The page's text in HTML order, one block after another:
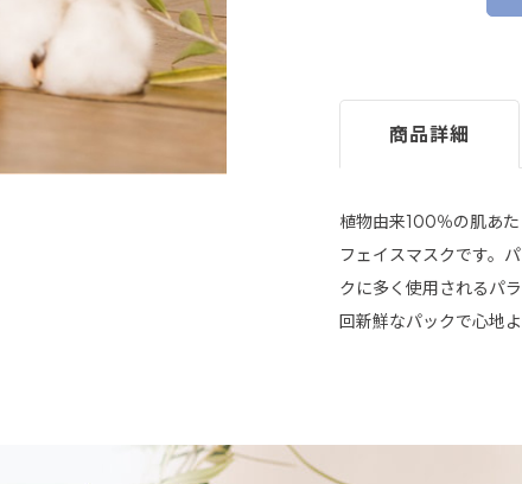
商品詳細
植物由来100％の肌あ
フェイスマスクです。
クに多く使用されるパ
回新鮮なパックで心地